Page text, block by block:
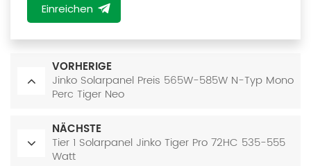
Einreichen
VORHERIGE
Jinko Solarpanel Preis 565W-585W N-Typ Mono
Perc Tiger Neo
NÄCHSTE
Tier 1 Solarpanel Jinko Tiger Pro 72HC 535-555
Watt